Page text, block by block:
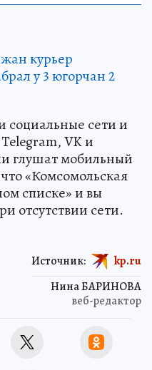
курьер
у 3 югорчан 2
сети и
VK и
глушат мобильный
«Комсомольская
списке» и вы
отсутствии сети.
Нина БАРИНОВА
веб-редактор
Источник: kp.ru